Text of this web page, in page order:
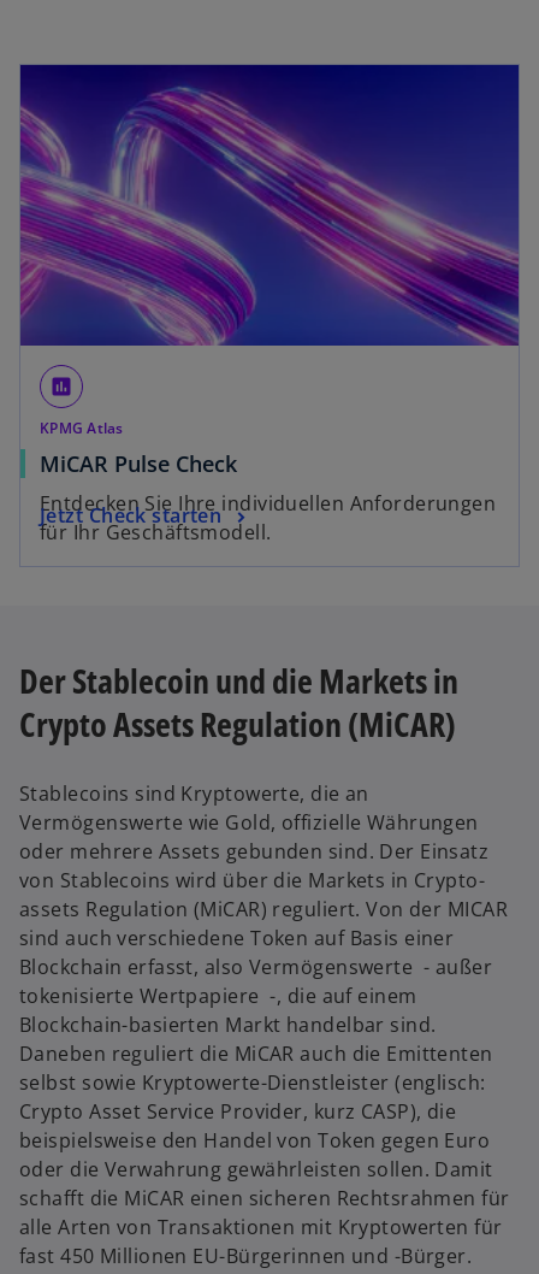
k
e
ö
ff
n
assessment
KPMG Atlas
MiCAR Pulse Checkw
r
d
n
e
r
e
u
e
n
R
e
g
i
s
t
e
r
k
a
r
t
Entdecken Sie Ihre individuellen Anforderungen
für Ihr Geschäftsmodell.
Jetzt Check starten
w
i
r
e
i
n
r
n
e
u
e
n
R
e
g
i
s
t
e
r
k
a
r
wird in einer neuen Registerkarte geöffnet
Der Stablecoin und die Markets in
Crypto Assets Regulation (MiCAR)
Stablecoins sind Kryptowerte, die an
Vermögenswerte wie Gold, offizielle Währungen
oder mehrere Assets gebunden sind. Der Einsatz
von Stablecoins wird über die Markets in Crypto-
assets Regulation (MiCAR) reguliert. Von der MICAR
sind auch verschiedene Token auf Basis einer
Blockchain erfasst, also Vermögenswerte - außer
tokenisierte Wertpapiere -, die auf einem
Blockchain-basierten Markt handelbar sind.
Daneben reguliert die MiCAR auch die Emittenten
selbst sowie Kryptowerte-Dienstleister (englisch:
Crypto Asset Service Provider, kurz CASP), die
beispielsweise den Handel von Token gegen Euro
oder die Verwahrung gewährleisten sollen. Damit
schafft die MiCAR einen sicheren Rechtsrahmen für
alle Arten von Transaktionen mit Kryptowerten für
fast 450 Millionen EU-Bürgerinnen und -Bürger.